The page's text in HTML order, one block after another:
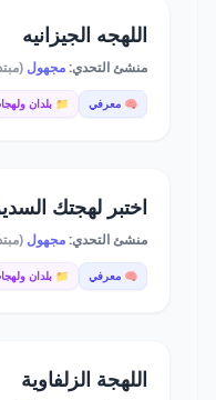
اللهجه الجيزانيه
منشئ التحدي:مجهول
🧠 معرفي 📁 بلدان
اختبر لهجتك
منشئ التحدي:مجهول
🧠 معرفي 📁 بلدان
اللهجة الزلفاوية